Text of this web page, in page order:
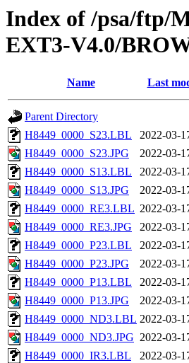
Index of /psa/ftp/
EXT3-V4.0/
Name Last
Parent Directory
H8449_0000_S23.LBL
2022-03-
H8449_0000_S23.JPG
2022-03-
H8449_0000_S13.LBL
2022-03-
H8449_0000_S13.JPG
2022-03-
H8449_0000_RE3.LBL 2022-03-
H8449_0000_RE3.JPG
2022-03-
H8449_0000_P23.LBL
2022-03-
H8449_0000_P23.JPG
2022-03-
H8449_0000_P13.LBL
2022-03-
H8449_0000_P13.JPG
2022-03-
H8449_0000_ND3.LBL 2022-03-
H8449_0000_ND3.JPG 2022-03-
H8449_0000_IR3.LBL
2022-03-